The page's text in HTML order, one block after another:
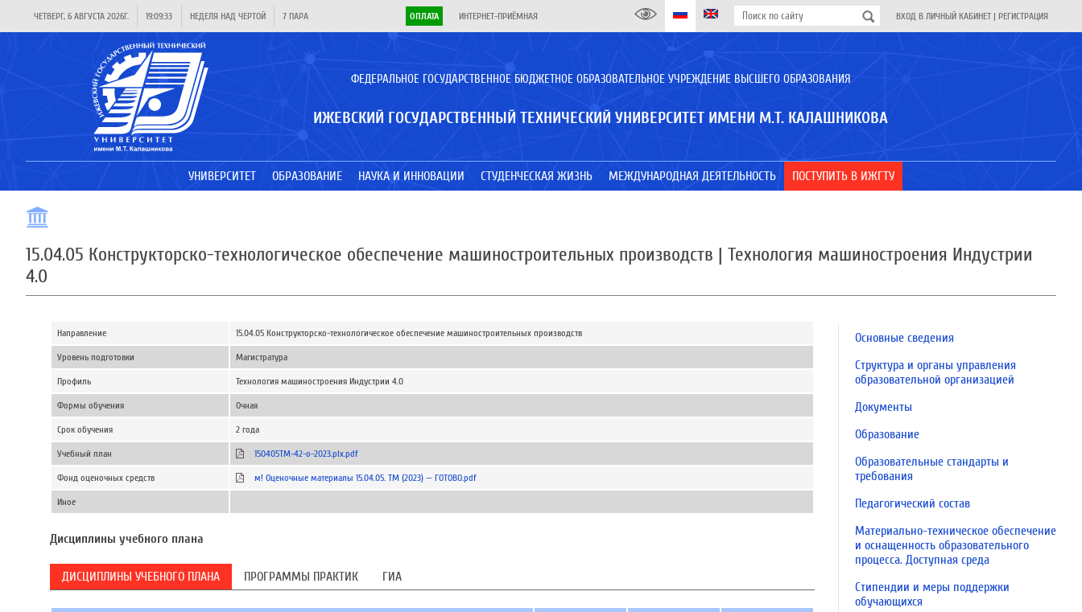
ЧЕТВЕРГ, 6 АВГУСТА 2026Г. 19:09:34 НЕДЕЛЯ НАД ЧЕРТОЙ 7 ПАРА ОПЛАТА ИНТЕРНЕТ-ПРИЁМНАЯ ВХОД В ЛИЧНЫЙ КАБИНЕТ | РЕГИСТРАЦИЯ
ФЕДЕРАЛЬНОЕ ГОСУДАРСТВЕННОЕ БЮДЖЕТНОЕ ОБРАЗОВАТЕЛЬНОЕ УЧРЕЖДЕНИЕ ВЫСШЕГО ОБРАЗОВАНИЯ
ИЖЕВСКИЙ ГОСУДАРСТВЕННЫЙ ТЕХНИЧЕСКИЙ УНИВЕРСИТЕТ ИМЕНИ М.Т. КАЛАШНИКОВА
УНИВЕРСИТЕТ ОБРАЗОВАНИЕ НАУКА И ИННОВАЦИИ СТУДЕНЧЕСКАЯ ЖИЗНЬ МЕЖДУНАРОДНАЯ ДЕЯТЕЛЬНОСТЬ ПОСТУПИТЬ В ИЖГТУ
15.04.05 Конструкторско-технологическое обеспечение машиностроительных производств | Технология машиностроения Индустрии
4.0
Направление 15.04.05 Конструкторско-технологическое обеспечение машиностроительных производств
Уровень подготовки Магистратура
Профиль Технология машиностроения Индустрии 4.0
Формы обучения Очная
Срок обучения 2 года
Учебный план 150405ТМ-42-о-2023.plx.pdf
Фонд оценочных средств м! Оценочные материалы 15.04.05. ТМ (2023) — ГОТОВО.pdf
Иное
Дисциплины учебного плана
ДИСЦИПЛИНЫ УЧЕБНОГО ПЛАНА ПРОГРАММЫ ПРАКТИК ГИА
Основные сведения
Структура и органы управления
образовательной организацией
Документы
Образование
Образовательные стандарты и
требования
Педагогический состав
Материально-техническое обеспечение
и оснащенность образовательного
процесса. Доступная среда
Стипендии и меры поддержки
обучающихся